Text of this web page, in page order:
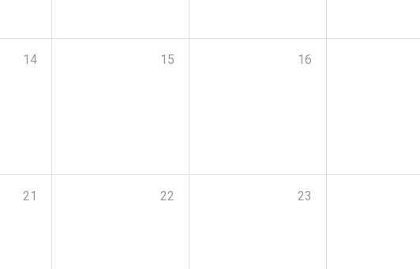
14 15 16
21 22 23